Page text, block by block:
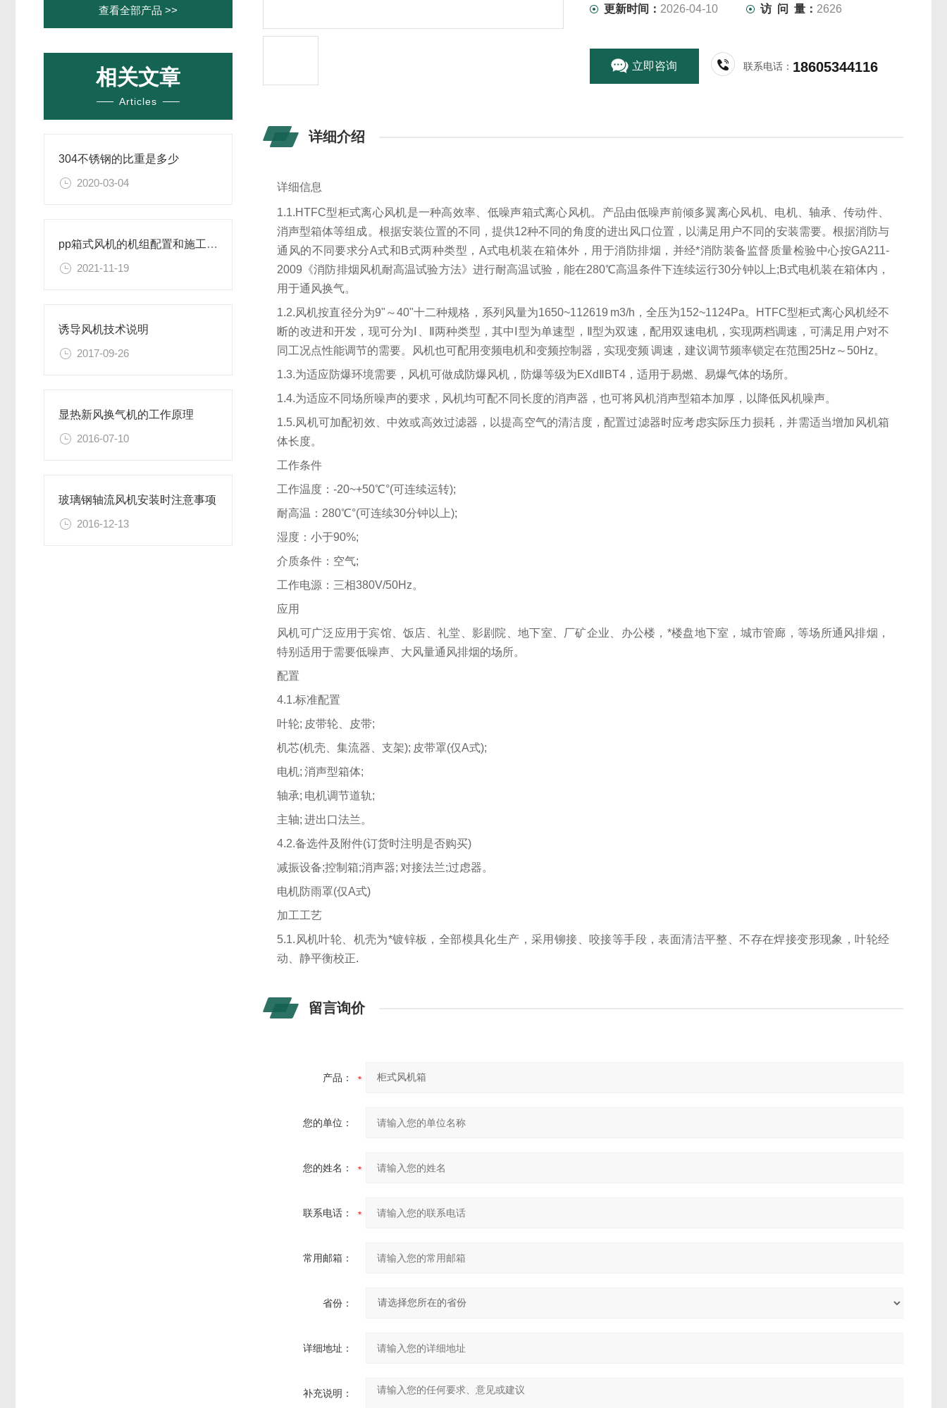
查看全部产品 >>
相关文章
Articles
304不锈钢的比重是多少
2020-03-04
pp箱式风机的机组配置和施工安装要点介绍
2021-11-19
诱导风机技术说明
2017-09-26
显热新风换气机的工作原理
2016-07-10
玻璃钢轴流风机安装时注意事项
2016-12-13
更新时间： 2026-04-10 访 问 量： 2626
立即咨询 联系电话： 18605344116
详细介绍
详细信息
1.1.HTFC型柜式离心风机是一种高效率、低噪声箱式离心风机。产品由低噪声前倾多翼离心风机、电机、轴承、传动件、
消声型箱体等组成。根据安装位置的不同，提供12种不同的角度的进出风口位置，以满足用户不同的安装需要。根据消防与
通风的不同要求分A式和B式两种类型，A式电机装在箱体外，用于消防排烟，并经*消防装备监督质量检验中心按GA211-
2009《消防排烟风机耐高温试验方法》进行耐高温试验，能在280℃高温条件下连续运行30分钟以上;B式电机装在箱体内，
用于通风换气。
1.2.风机按直径分为9"～40"十二种规格，系列风量为1650~112619 m3/h，全压为152~1124Pa。HTFC型柜式离心风机经不
断的改进和开发，现可分为Ⅰ、Ⅱ两种类型，其中Ⅰ型为单速型，Ⅱ型为双速，配用双速电机，实现两档调速，可满足用户对不
同工况点性能调节的需要。风机也可配用变频电机和变频控制器，实现变频 调速，建议调节频率锁定在范围25Hz～50Hz。
1.3.为适应防爆环境需要，风机可做成防爆风机，防爆等级为EXdⅡBT4，适用于易燃、易爆气体的场所。
1.4.为适应不同场所噪声的要求，风机均可配不同长度的消声器，也可将风机消声型箱本加厚，以降低风机噪声。
1.5.风机可加配初效、中效或高效过滤器，以提高空气的清洁度，配置过滤器时应考虑实际压力损耗，并需适当增加风机箱
体长度。
工作条件
工作温度：-20~+50℃°(可连续运转);
耐高温：280℃°(可连续30分钟以上);
湿度：小于90%;
介质条件：空气;
工作电源：三相380V/50Hz。
应用
风机可广泛应用于宾馆、饭店、礼堂、影剧院、地下室、厂矿企业、办公楼，*楼盘地下室，城市管廊，等场所通风排烟，
特别适用于需要低噪声、大风量通风排烟的场所。
配置
4.1.标准配置
叶轮; 皮带轮、皮带;
机芯(机壳、集流器、支架); 皮带罩(仅A式);
电机; 消声型箱体;
轴承; 电机调节道轨;
主轴; 进出口法兰。
4.2.备选件及附件(订货时注明是否购买)
减振设备;控制箱;消声器; 对接法兰;过虑器。
电机防雨罩(仅A式)
加工工艺
5.1.风机叶轮、机壳为*镀锌板，全部模具化生产，采用铆接、咬接等手段，表面清洁平整、不存在焊接变形现象，叶轮经
动、静平衡校正.
留言询价
产品：
您的单位：
您的姓名：
联系电话：
常用邮箱：
省份：
详细地址：
补充说明：